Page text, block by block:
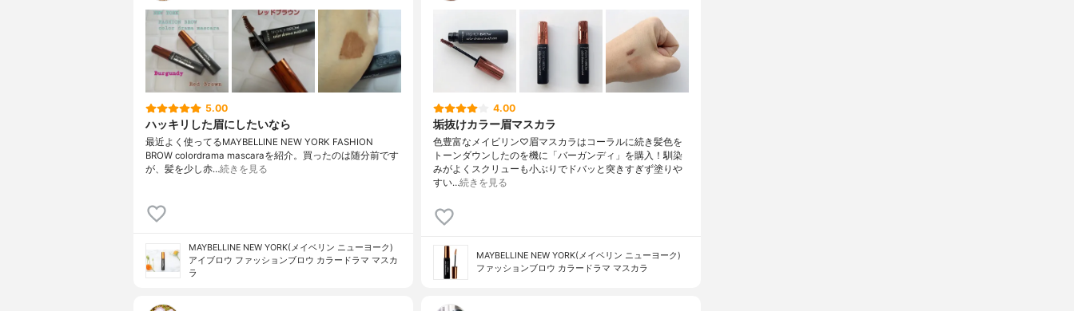
5.00
ハッキリした眉にしたいなら
最近よく使ってるMAYBELLINE NEW YORK FASHION
BROW colordrama mascaraを紹介。買ったのは随分前です
が、髪を少し赤…続きを見る
MAYBELLINE NEW YORK(メイベリン ニューヨーク)
アイブロウ ファッションブロウ カラードラマ マスカ
ラ
4.00
垢抜けカラー眉マスカラ
色豊富なメイビリン♡眉マスカラはコーラルに続き髪色を
トーンダウンしたのを機に「バーガンディ」を購入！馴染
みがよくスクリューも小ぶりでドバッと突きすぎず塗りや
すい…続きを見る
MAYBELLINE NEW YORK(メイベリン ニューヨーク)
ファッションブロウ カラードラマ マスカラ